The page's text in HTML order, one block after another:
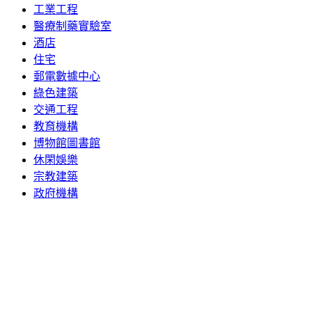
工業工程
醫療制藥實驗室
酒店
住宅
郵電數據中心
綠色建築
交通工程
教育機構
博物館圖書館
休閑娛樂
宗教建築
政府機構